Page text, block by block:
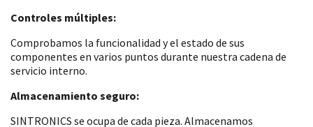
Controles múltiples:
Comprobamos la funcionalidad y el estado de sus
componentes en varios puntos durante nuestra cadena de
servicio interno.
Almacenamiento seguro:
SINTRONICS se ocupa de cada pieza. Almacenamos